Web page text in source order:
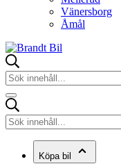
Vänersborg
Åmål
Köpa bil